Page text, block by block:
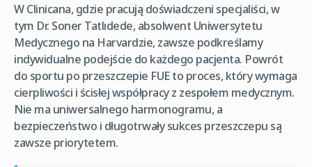
W Clinicana, gdzie pracują doświadczeni specjaliści, w
tym Dr. Soner Tatlıdede, absolwent Uniwersytetu
Medycznego na Harvardzie, zawsze podkreślamy
indywidualne podejście do każdego pacjenta. Powrót
do sportu po przeszczepie FUE to proces, który wymaga
cierpliwości i ścisłej współpracy z zespołem medycznym.
Nie ma uniwersalnego harmonogramu, a
bezpieczeństwo i długotrwały sukces przeszczepu są
zawsze priorytetem.